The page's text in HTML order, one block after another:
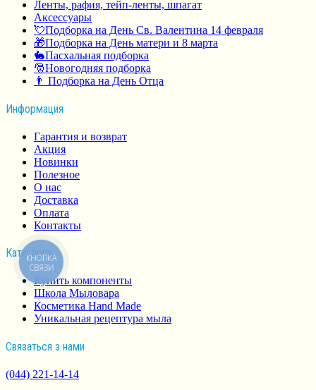
Ленты, рафия, тейп-ленты, шпагат
Аксессуары
💘Подборка на День Св. Валентина 14 февраля
🎁Подборка на День матери и 8 марта
🐇Пасхальная подборка
🎅Новогодняя подборка
👨 Подборка на День Отца
Информация
Гарантия и возврат
Акция
Новинки
Полезное
О нас
Доставка
Оплата
Контакты
Категории
Купить компоненты
Школа Мыловара
Косметика Hand Made
Уникальная рецептура мыла
Связаться з нами
(044) 221-14-14
КНОПКА
СВЯЗИ